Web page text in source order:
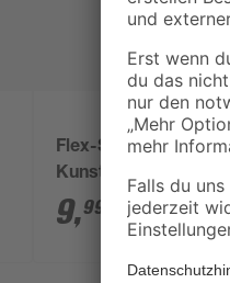
Flex-Siphon
Kunststoff weiß 1 1/2'
x 40/50 mm
9,99